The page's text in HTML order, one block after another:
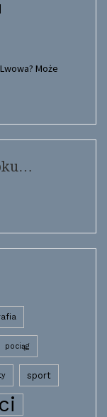
Może
pociąg
sport